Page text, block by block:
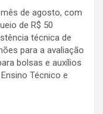
de agosto, com
de R$ 50
técnica de
para a avaliação
bolsas e auxílios
Técnico e